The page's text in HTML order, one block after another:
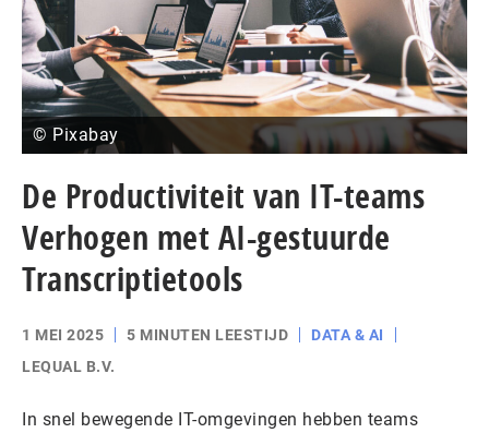
© Pixabay
De Productiviteit van IT-teams
Verhogen met AI-gestuurde
Transcriptietools
1 MEI 2025 5 MINUTEN LEESTIJD
DATA & AI
LEQUAL B.V.
In snel bewegende IT-omgevingen hebben teams